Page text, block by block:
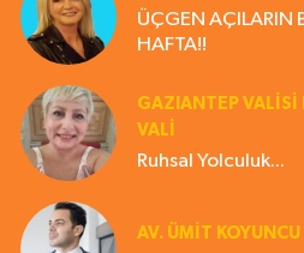
ÜÇGEN AÇILARIN
HAFTA!!
GAZIANTEP VALISI
VALİ
Ruhsal Yolculuk...
AV. ÜMIT KOYUNCU